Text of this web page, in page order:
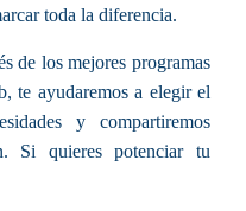
toda la diferencia.
de los mejores programas
te ayudaremos a elegir el
y compartiremos
Si quieres potenciar tu